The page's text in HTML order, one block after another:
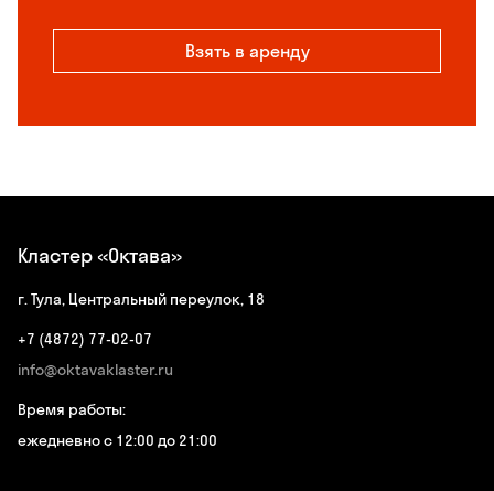
Взять в аренду
Кластер «Октава»
г. Тула, Центральный переулок, 18
+7 (4872) 77-02-07
info@oktavaklaster.ru
Время работы:
ежедневно с 12:00 до 21:00